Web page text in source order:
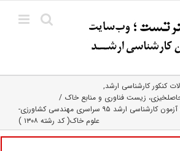
کنکور کارشناسی ارشد
زیست فناوری و منابع خاک
دانلود دفترچه سوالات آزمون کارشناسی ارشد ۹۵ سراسری مهندسی کشاورزی-
علوم خاک( کد رشته ۱۳۰۸ )